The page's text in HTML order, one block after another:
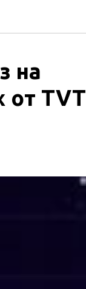
на
TVT